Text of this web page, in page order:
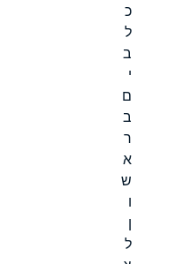
כ
ל
ב
י
ם
ב
ר
א
ש
ו
ן
ל